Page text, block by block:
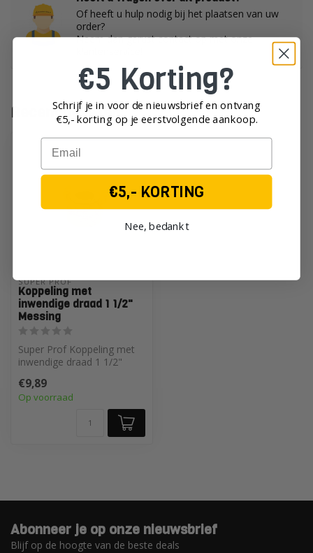
Of heeft u hulp nodig bij het plaatsen van uw
order?
Neem dan gerust contact op met onze
Recent bekeken
SUPER PROF
Koppeling met
inwendige draad 1 1/2"
Messing
Super Prof Koppeling met
inwendige draad 1 1/2"
€9,89
Op voorraad
Abonneer je op onze nieuwsbrief
Blijf op de hoogte van de beste deals
€5 Korting?
Schrijf je in voor de nieuwsbrief en ontvang
€5,- korting op je eerstvolgende aankoop.
Email
€5,- KORTING
Nee, bedankt